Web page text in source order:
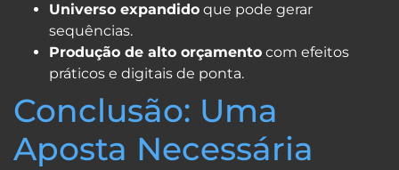
Universo expandido que pode gerar
sequências.
Produção de alto orçamento com efeitos
práticos e digitais de ponta.
Conclusão: Uma
Aposta Necessária